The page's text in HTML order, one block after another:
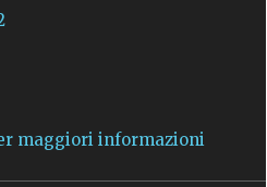
maggiori informazioni